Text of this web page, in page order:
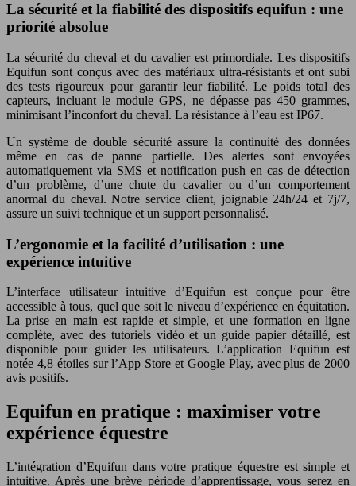
La sécurité et la fiabilité des dispositifs equifun : une
priorité absolue
La sécurité du cheval et du cavalier est primordiale. Les dispositifs
Equifun sont conçus avec des matériaux ultra-résistants et ont subi
des tests rigoureux pour garantir leur fiabilité. Le poids total des
capteurs, incluant le module GPS, ne dépasse pas 450 grammes,
minimisant l’inconfort du cheval. La résistance à l’eau est IP67.
Un système de double sécurité assure la continuité des données
même en cas de panne partielle. Des alertes sont envoyées
automatiquement via SMS et notification push en cas de détection
d’un problème, d’une chute du cavalier ou d’un comportement
anormal du cheval. Notre service client, joignable 24h/24 et 7j/7,
assure un suivi technique et un support personnalisé.
L’ergonomie et la facilité d’utilisation : une
expérience intuitive
L’interface utilisateur intuitive d’Equifun est conçue pour être
accessible à tous, quel que soit le niveau d’expérience en équitation.
La prise en main est rapide et simple, et une formation en ligne
complète, avec des tutoriels vidéo et un guide papier détaillé, est
disponible pour guider les utilisateurs. L’application Equifun est
notée 4,8 étoiles sur l’App Store et Google Play, avec plus de 2000
avis positifs.
Equifun en pratique : maximiser votre
expérience équestre
L’intégration d’Equifun dans votre pratique équestre est simple et
intuitive. Après une brève période d’apprentissage, vous serez en